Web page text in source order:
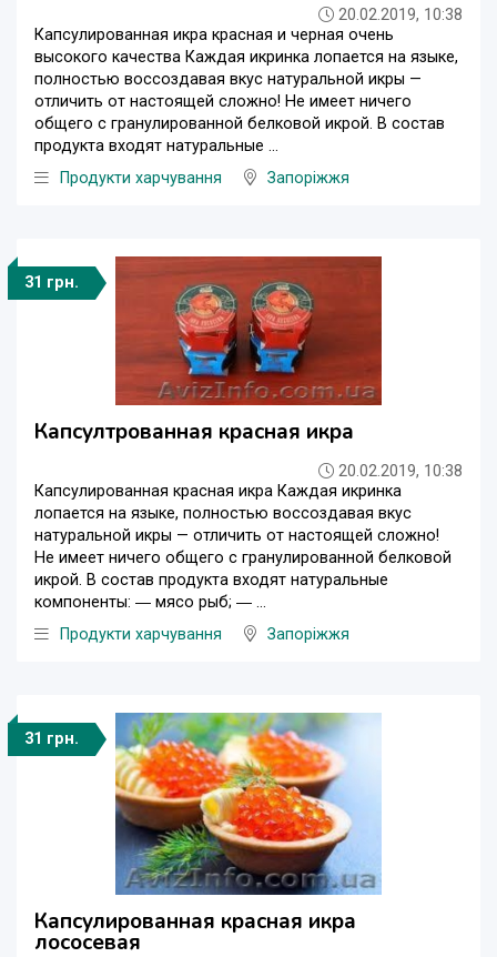
20.02.2019, 10:38
Капсулированная икра красная и черная очень
высокого качества Каждая икринка лопается на языке,
полностью воссоздавая вкус натуральной икры —
отличить от настоящей сложно! Не имеет ничего
общего с гранулированной белковой икрой. В состав
продукта входят натуральные ...
Продукти харчування
Запоріжжя
31 грн.
Капсултрованная красная икра
20.02.2019, 10:38
Капсулированная красная икра Каждая икринка
лопается на языке, полностью воссоздавая вкус
натуральной икры — отличить от настоящей сложно!
Не имеет ничего общего с гранулированной белковой
икрой. В состав продукта входят натуральные
компоненты: ― мясо рыб; ― ...
Продукти харчування
Запоріжжя
31 грн.
Капсулированная красная икра
лососевая